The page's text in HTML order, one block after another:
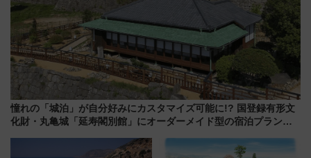
憧れの「城泊」が自分好みにカスタマイズ可能に!? 国登録有形文
化財・丸亀城「延寿閣別館」にオーダーメイド型の宿泊プランが